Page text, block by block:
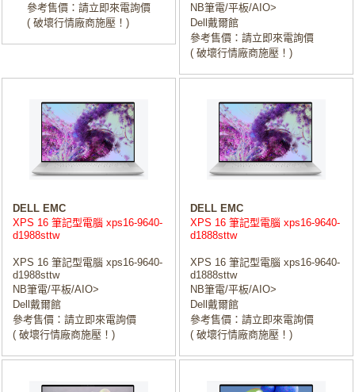
參考售價：請立即來電詢價
( 破壞行情廠商施壓！)
NB筆電/平板/AIO>
Dell戴爾館
參考售價：請立即來電詢價
( 破壞行情廠商施壓！)
DELL EMC
XPS 16 筆記型電腦 xps16-9640-
d1988sttw
XPS 16 筆記型電腦 xps16-9640-
d1988sttw
NB筆電/平板/AIO>
Dell戴爾館
參考售價：請立即來電詢價
( 破壞行情廠商施壓！)
DELL EMC
XPS 16 筆記型電腦 xps16-9640-
d1888sttw
XPS 16 筆記型電腦 xps16-9640-
d1888sttw
NB筆電/平板/AIO>
Dell戴爾館
參考售價：請立即來電詢價
( 破壞行情廠商施壓！)